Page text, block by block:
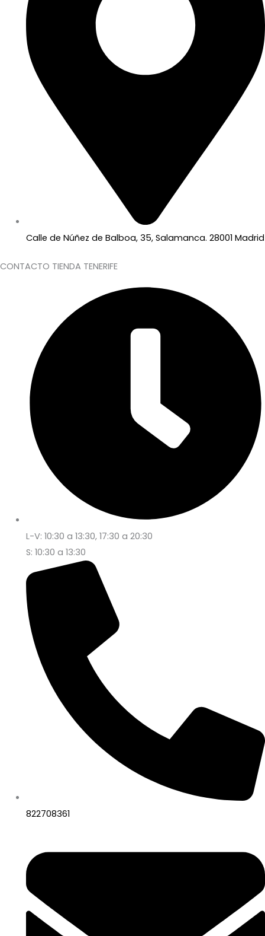
Calle de Núñez de Balboa, 35, Salamanca. 28001 Madrid
CONTACTO TIENDA TENERIFE
L-V: 10:30 a 13:30, 17:30 a 20:30
S: 10:30 a 13:30
822708361